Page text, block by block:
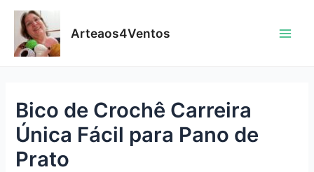
content
Arteaos4Ventos
Bico de Crochê Carreira
Única Fácil para Pano de
Prato